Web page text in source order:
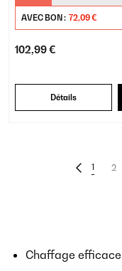
AVEC BON : 72,09 €
102,99 €
Détails
1 2
Chaffage efficace